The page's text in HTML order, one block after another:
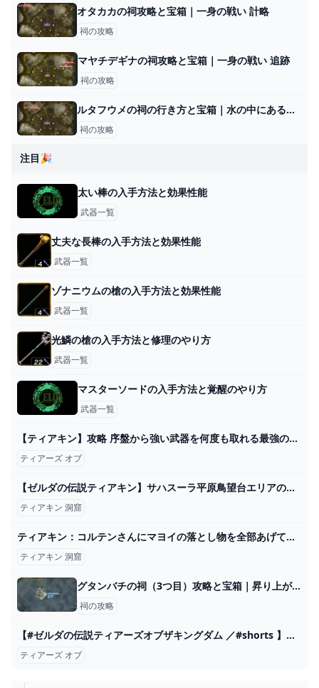
オタカカの祠攻略と宝箱｜一身の戦い 計略
祠の攻略
マヤチデギナの祠攻略と宝箱｜一身の戦い 追跡
祠の攻略
ルタフウメの祠の行き方と宝箱｜水の中にある水晶の取り方
祠の攻略
注目🎉
太い棒の入手方法と効果性能
武器一覧
丈夫な長棒の入手方法と効果性能
武器一覧
ゾナニウムの槍の入手方法と効果性能
武器一覧
光鱗の槍の入手方法と修理のやり方
武器一覧
マスターソードの入手方法と覚醒のやり方
武器一覧
【ティアキン】攻略 序盤から強い武器を何度も取れる最強の無限ループ裏技【ゼルダの伝説 ティアーズ オブ ザ キングダム】 - YouTube
ティアーズ オブ
【ゼルダの伝説ティアキン】サハスーラ平原鳥望台エリアの洞窟（マヨイ）を全攻略 Part130 - YouTube
ティアキン 洞窟
ティアキン：コルテンさんにマヨイの落とし物を全部あげてみた＆その後を考察【ゼルダ ティアーズ オブ ザ キングダム日記＃68】 - 電撃オンライン
ティアキン 洞窟
グタンバチの祠（3つ目）攻略と宝箱｜昇り上がる力
祠の攻略
【#ゼルダの伝説ティアーズオブザキングダム ／#shorts 】星型の島に乗ったら…【#輝空カエデ ／#vtuber 】 - YouTube
ティアーズ オブ